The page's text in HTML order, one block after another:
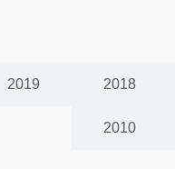
2019 2018
2010